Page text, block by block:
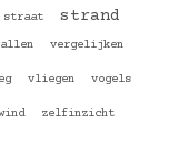
straat strand
vergelijken
vliegen vogels
zelfinzicht